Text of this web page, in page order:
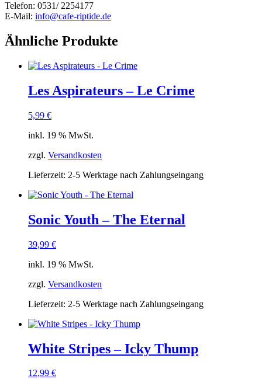
Telefon: 0531/ 2254177
E-Mail: info@cafe-riptide.de
Ähnliche Produkte
Les Aspirateurs – Le Crime
5,99 €
inkl. 19 % MwSt.
zzgl. Versandkosten
Lieferzeit: 2-5 Werktage nach Zahlungseingang
Sonic Youth – The Eternal
39,99 €
inkl. 19 % MwSt.
zzgl. Versandkosten
Lieferzeit: 2-5 Werktage nach Zahlungseingang
White Stripes – Icky Thump
12,99 €